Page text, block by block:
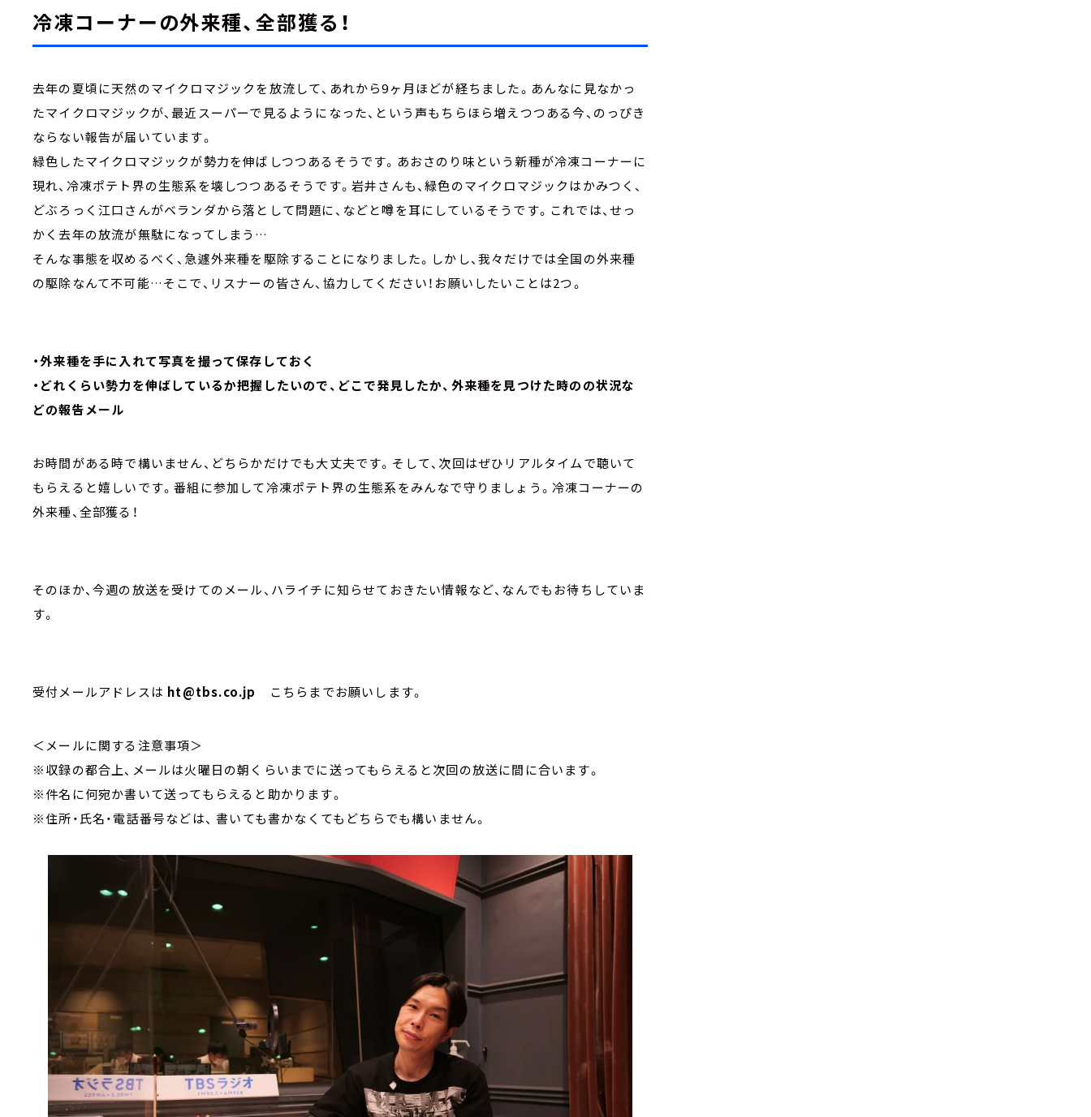
冷凍コーナーの外来種、全部獲る！
去年の夏頃に天然のマイクロマジックを放流して、あれから9ヶ月ほどが経ちました。あんなに見なかっ
たマイクロマジックが、最近スーパーで見るようになった、という声もちらほら増えつつある今、のっぴき
ならない報告が届いています。
緑色したマイクロマジックが勢力を伸ばしつつあるそうです。あおさのり味という新種が冷凍コーナーに
現れ、冷凍ポテト界の生態系を壊しつつあるそうです。岩井さんも、緑色のマイクロマジックはかみつく、
どぶろっく江口さんがベランダから落として問題に、などと噂を耳にしているそうです。これでは、せっ
かく去年の放流が無駄になってしまう…
そんな事態を収めるべく、急遽外来種を駆除することになりました。しかし、我々だけでは全国の外来種
の駆除なんて不可能…そこで、リスナーの皆さん、協力してください！お願いしたいことは2つ。
・外来種を手に入れて写真を撮って保存しておく
・どれくらい勢力を伸ばしているか把握したいので、どこで発見したか、外来種を見つけた時のの状況な
どの報告メール
お時間がある時で構いません、どちらかだけでも大丈夫です。そして、次回はぜひリアルタイムで聴いて
もらえると嬉しいです。番組に参加して冷凍ポテト界の生態系をみんなで守りましょう。冷凍コーナーの
外来種、全部獲る！
そのほか、今週の放送を受けてのメール、ハライチに知らせておきたい情報など、なんでもお待ちしていま
す。
受付メールアドレスは ht@tbs.co.jp こちらまでお願いします。
＜メールに関する注意事項＞
※収録の都合上、メールは火曜日の朝くらいまでに送ってもらえると次回の放送に間に合います。
※件名に何宛か書いて送ってもらえると助かります。
※住所・氏名・電話番号などは、 書いても書かなくてもどちらでも構いません。